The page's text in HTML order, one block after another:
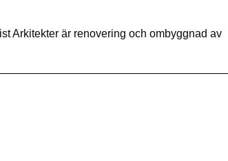
Arkitekter är renovering och ombyggnad av